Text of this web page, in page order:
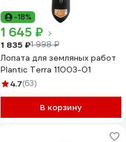
-18%
1 645 ₽
1 835 ₽1 998 ₽
Лопата для земляных работ
Plantic Terra 11003-01
4.7(63)
В корзину